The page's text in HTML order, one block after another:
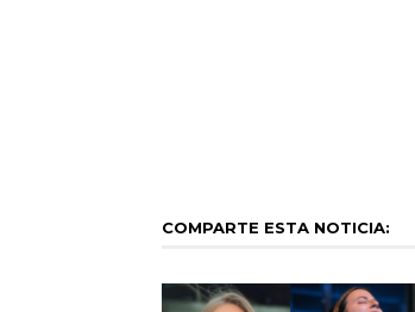
COMPARTE ESTA NOTICIA: